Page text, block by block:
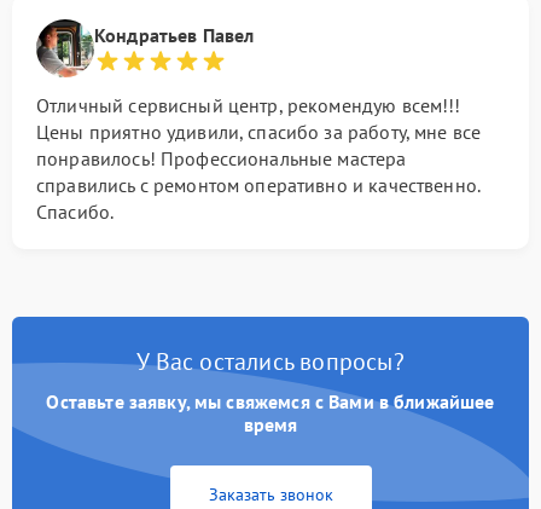
Кондратьев Павел
Отличный сервисный центр, рекомендую всем!!!
Цены приятно удивили, спасибо за работу, мне все
понравилось! Профессиональные мастера
справились с ремонтом оперативно и качественно.
Спасибо.
У Вас остались вопросы?
Оставьте заявку, мы свяжемся с Вами в ближайшее
время
Заказать звонок